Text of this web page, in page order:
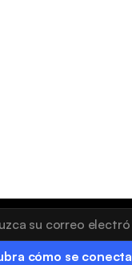
cómo se conecta